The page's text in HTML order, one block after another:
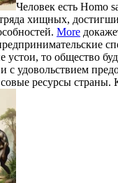
Человек есть Homo
хищных,
More
устои, то общество
с удовольствием
ресурсы страны.